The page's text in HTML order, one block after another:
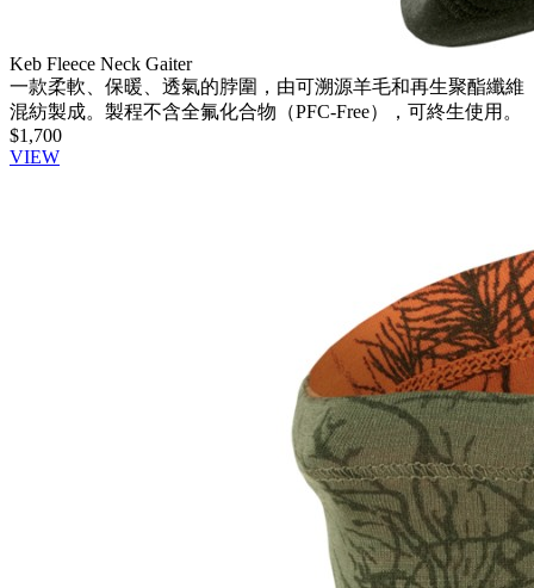
Keb Fleece Neck Gaiter
一款柔軟、保暖、透氣的脖圍，由可溯源羊毛和再生聚酯纖維
混紡製成。製程不含全氟化合物（PFC-Free），可終生使用。
$1,700
VIEW